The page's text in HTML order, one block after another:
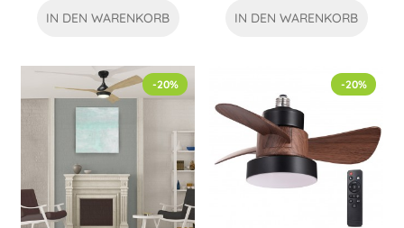
IN DEN WARENKORB IN DEN WARENKORB
-20% -20%